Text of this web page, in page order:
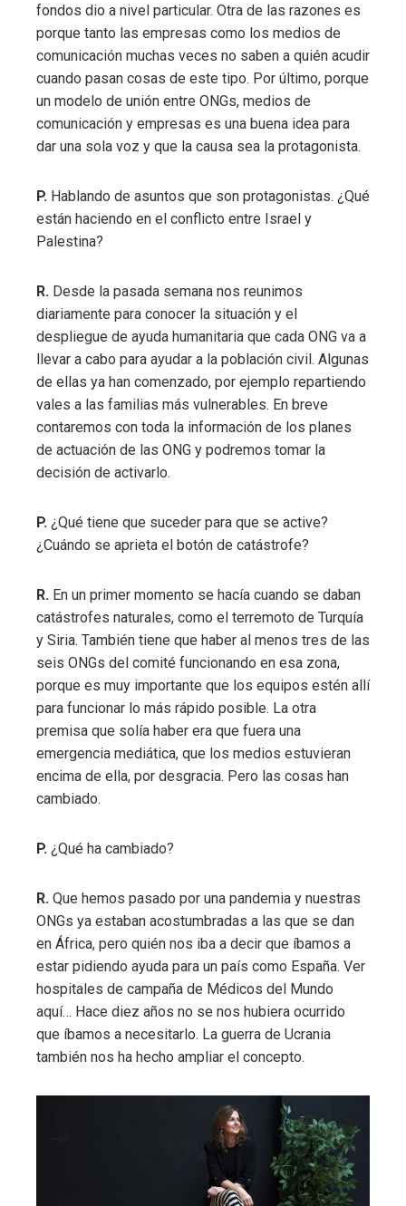
fondos dio a nivel particular. Otra de las razones es
porque tanto las empresas como los medios de
comunicación muchas veces no saben a quién acudir
cuando pasan cosas de este tipo. Por último, porque
un modelo de unión entre ONGs, medios de
comunicación y empresas es una buena idea para
dar una sola voz y que la causa sea la protagonista.
P. Hablando de asuntos que son protagonistas. ¿Qué
están haciendo en el conflicto entre Israel y
Palestina?
R. Desde la pasada semana nos reunimos
diariamente para conocer la situación y el
despliegue de ayuda humanitaria que cada ONG va a
llevar a cabo para ayudar a la población civil. Algunas
de ellas ya han comenzado, por ejemplo repartiendo
vales a las familias más vulnerables. En breve
contaremos con toda la información de los planes
de actuación de las ONG y podremos tomar la
decisión de activarlo.
P. ¿Qué tiene que suceder para que se active?
¿Cuándo se aprieta el botón de catástrofe?
R. En un primer momento se hacía cuando se daban
catástrofes naturales, como el terremoto de Turquía
y Siria. También tiene que haber al menos tres de las
seis ONGs del comité funcionando en esa zona,
porque es muy importante que los equipos estén allí
para funcionar lo más rápido posible. La otra
premisa que solía haber era que fuera una
emergencia mediática, que los medios estuvieran
encima de ella, por desgracia. Pero las cosas han
cambiado.
P. ¿Qué ha cambiado?
R. Que hemos pasado por una pandemia y nuestras
ONGs ya estaban acostumbradas a las que se dan
en África, pero quién nos iba a decir que íbamos a
estar pidiendo ayuda para un país como España. Ver
hospitales de campaña de Médicos del Mundo
aquí… Hace diez años no se nos hubiera ocurrido
que íbamos a necesitarlo. La guerra de Ucrania
también nos ha hecho ampliar el concepto.